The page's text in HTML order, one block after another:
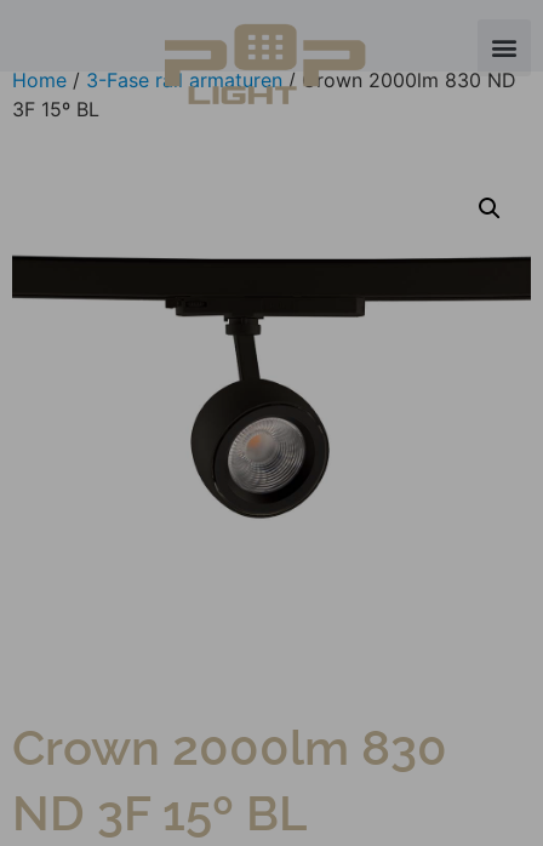
Home / 3-Fase rail armaturen / Crown 2000lm 830 ND
3F 15º BL
Crown 2000lm 830
ND 3F 15º BL